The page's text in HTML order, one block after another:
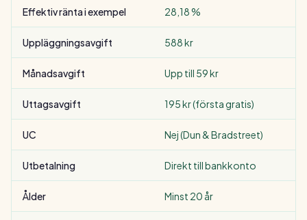
Effektiv ränta i exempel 28,18 %
Uppläggningsavgift 588 kr
Månadsavgift Upp till 59 kr
Uttagsavgift 195 kr (första gratis)
UC Nej (Dun & Bradstreet)
Utbetalning Direkt till bankkonto
Ålder Minst 20 år